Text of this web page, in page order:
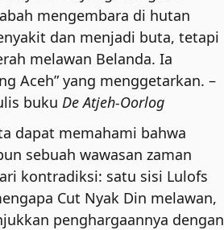
mengembara di hutan
dan menjadi buta, tetapi
melawan Belanda. Ia
Aceh” yang menggetarkan. –
buku De Atjeh-Oorlog
dapat memahami bahwa
sebuah wawasan zaman
kontradiksi: satu sisi Lulofs
Cut Nyak Din melawan,
penghargaannya dengan